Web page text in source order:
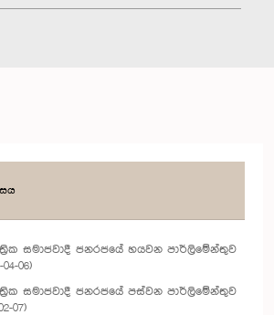
සමාජවාදී ජනරජයේ හයවන පාර්ලිමේන්තුව
04-06)
සමාජවාදී ජනරජයේ පස්වන පාර්ලිමේන්තුව
07)